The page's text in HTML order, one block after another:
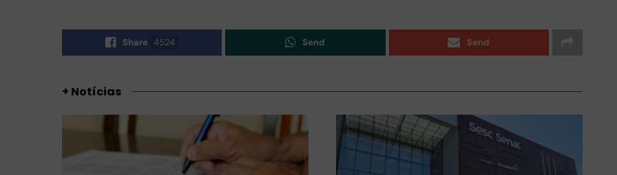
Share 4524 Send Send
+ Notícias